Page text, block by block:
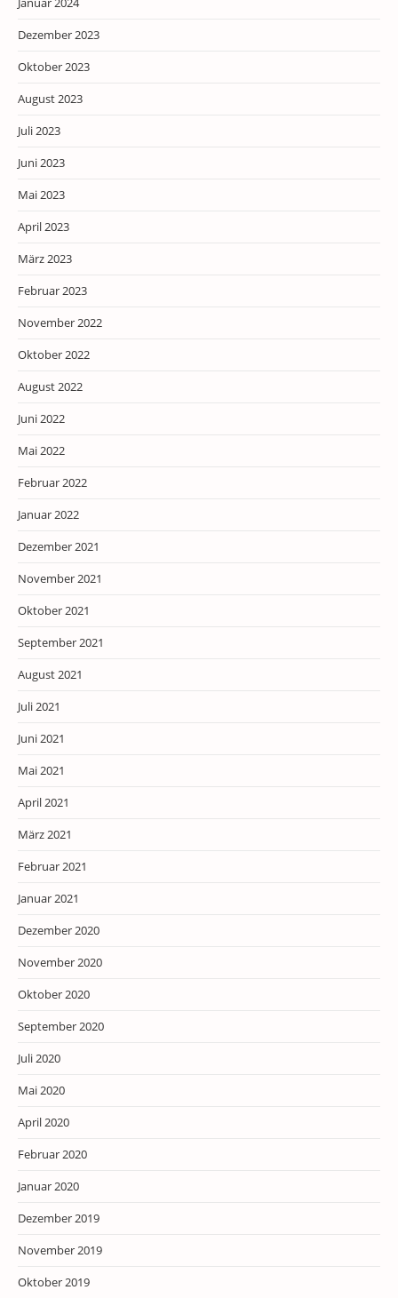
Dezember 2023
Oktober 2023
August 2023
Juli 2023
Juni 2023
Mai 2023
April 2023
März 2023
Februar 2023
November 2022
Oktober 2022
August 2022
Juni 2022
Mai 2022
Februar 2022
Januar 2022
Dezember 2021
November 2021
Oktober 2021
September 2021
August 2021
Juli 2021
Juni 2021
Mai 2021
April 2021
März 2021
Februar 2021
Januar 2021
Dezember 2020
November 2020
Oktober 2020
September 2020
Juli 2020
Mai 2020
April 2020
Februar 2020
Januar 2020
Dezember 2019
November 2019
Oktober 2019